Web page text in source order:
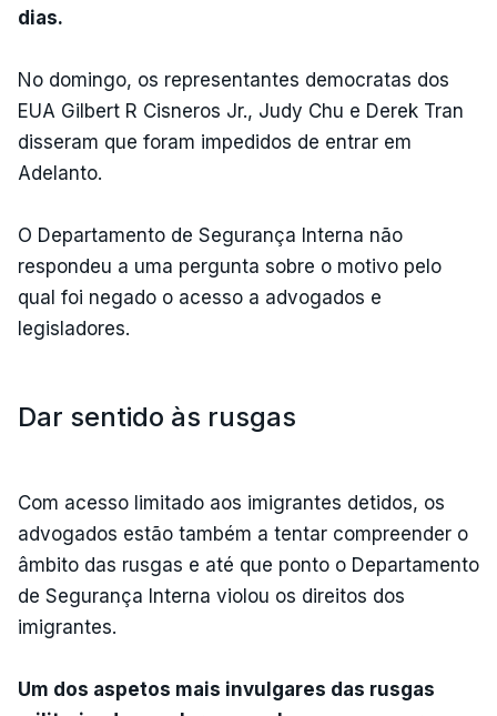
dias.
No domingo, os representantes democratas dos
EUA Gilbert R Cisneros Jr., Judy Chu e Derek Tran
disseram que foram impedidos de entrar em
Adelanto.
O Departamento de Segurança Interna não
respondeu a uma pergunta sobre o motivo pelo
qual foi negado o acesso a advogados e
legisladores.
Dar sentido às rusgas
Com acesso limitado aos imigrantes detidos, os
advogados estão também a tentar compreender o
âmbito das rusgas e até que ponto o Departamento
de Segurança Interna violou os direitos dos
imigrantes.
Um dos aspetos mais invulgares das rusgas